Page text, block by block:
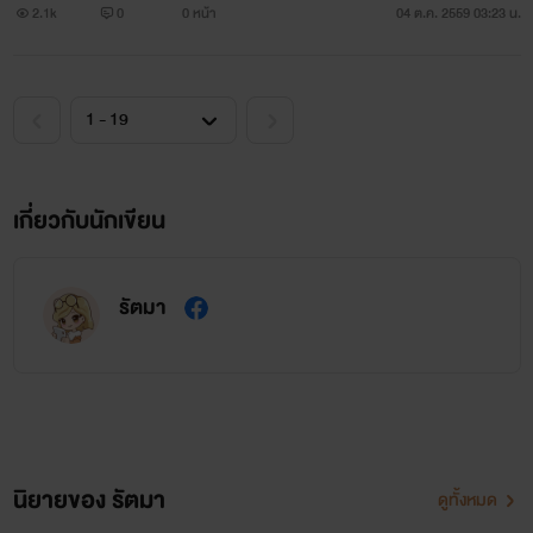
2.1k 0 0 หน้า 04 ต.ค. 2559 03:23 น.
เกี่ยวกับนักเขียน
รัตมา
นิยายของ รัตมา ดูทั้งหมด